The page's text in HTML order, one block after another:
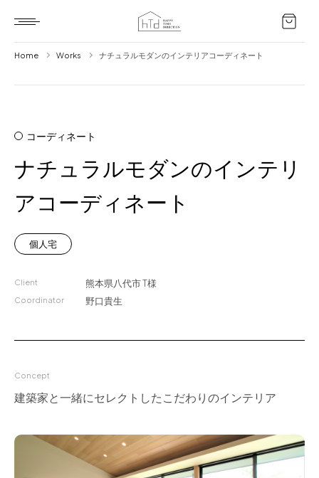
Home
Item
Brand
News
for Business
Contact
Home Works ナチュラルモダンのインテリアコーディネート
コーディネート
ナチュラルモダンのインテリ
アコーディネート
個人宅
Client 熊本県八代市T様
Coordinator 野口貴生
Concept
建築家と一緒にセレクトしたこだわりのインテリア